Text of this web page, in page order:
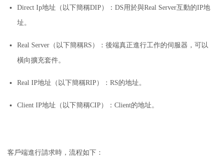
Direct Ip地址（以下簡稱DIP）： DS用於與Real Server互動的IP地
址。
Real Server（以下簡稱RS）： 後端真正進行工作的伺服器，可以
橫向擴充套件。
Real IP地址（以下簡稱RIP）： RS的地址。
Client IP地址（以下簡稱CIP）： Client的地址。
客戶端進行請求時，流程如下：